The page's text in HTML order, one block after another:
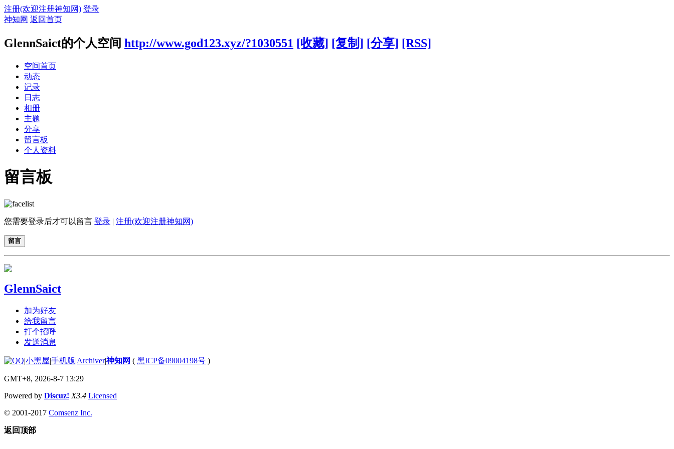
注册(欢迎注册神知网) 登录
神知网 返回首页
GlennSaict的个人空间 http://www.god123.xyz/?1030551 [收藏] [复制] [分享] [RSS]
空间首页
动态
记录
日志
相册
主题
分享
留言板
个人资料
留言板
您需要登录后才可以留言 登录 | 注册(欢迎注册神知网)
留言
GlennSaict
加为好友
给我留言
打个招呼
发送消息
|小黑屋|手机版|Archiver|神知网 ( 黑ICP备09004198号 )
GMT+8, 2026-8-7 13:29
Powered by Discuz! X3.4 Licensed
© 2001-2017 Comsenz Inc.
返回顶部